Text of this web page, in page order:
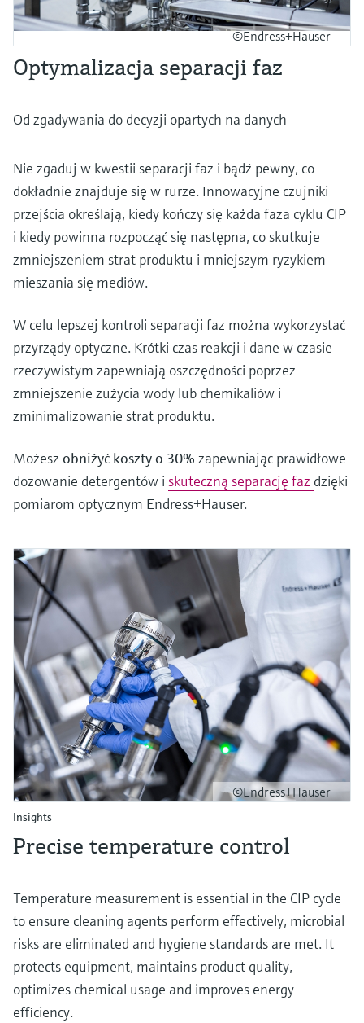
©Endress+Hauser
Optymalizacja separacji faz
Od zgadywania do decyzji opartych na danych
Nie zgaduj w kwestii separacji faz i bądź pewny, co
dokładnie znajduje się w rurze. Innowacyjne czujniki
przejścia określają, kiedy kończy się każda faza cyklu CIP
i kiedy powinna rozpocząć się następna, co skutkuje
zmniejszeniem strat produktu i mniejszym ryzykiem
mieszania się mediów.
W celu lepszej kontroli separacji faz można wykorzystać
przyrządy optyczne. Krótki czas reakcji i dane w czasie
rzeczywistym zapewniają oszczędności poprzez
zmniejszenie zużycia wody lub chemikaliów i
zminimalizowanie strat produktu.
Możesz obniżyć koszty o 30% zapewniając prawidłowe
dozowanie detergentów i skuteczną separację faz dzięki
pomiarom optycznym Endress+Hauser.
©Endress+Hauser
Insights
Precise temperature control
Temperature measurement is essential in the CIP cycle
to ensure cleaning agents perform effectively, microbial
risks are eliminated and hygiene standards are met. It
protects equipment, maintains product quality,
optimizes chemical usage and improves energy
efficiency.